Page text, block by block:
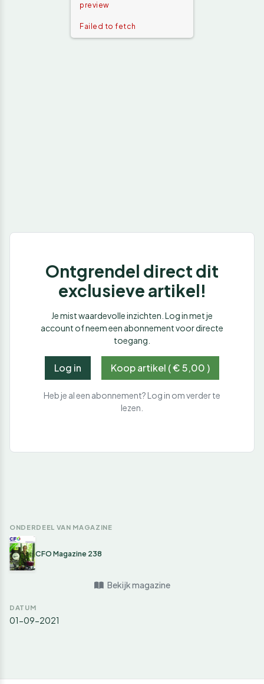
preview
Failed to fetch
Ontgrendel direct dit
exclusieve artikel!
Je mist waardevolle inzichten. Log in met je
account of neem een abonnement voor directe
toegang.
Log in Koop artikel ( € 5,00 )
Heb je al een abonnement? Log in om verder te
lezen.
ONDERDEEL VAN MAGAZINE
CFO Magazine 238
Bekijk magazine
DATUM
01-09-2021